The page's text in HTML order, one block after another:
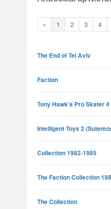
« 1 2 3 4
The End of Tel Aviv
Faction
Tony Hawk's Pro Skater 4
Intelligent Toys 2
Collection 1982-1985
The Faction Collection
The Collection